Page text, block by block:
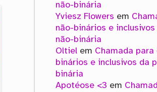
não-binária
Yviesz Flowers em
não-binários e
não-binária
Oltielem Chamada para
binários e inclusivos da
binária
Apotéose <3 em